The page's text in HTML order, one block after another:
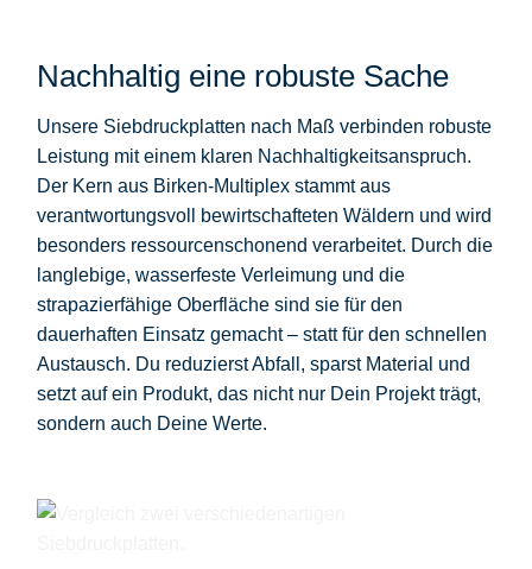
Nachhaltig eine robuste Sache
Unsere Siebdruckplatten nach Maß verbinden robuste
Leistung mit einem klaren Nachhaltigkeitsanspruch.
Der Kern aus Birken-Multiplex stammt aus
verantwortungsvoll bewirtschafteten Wäldern und wird
besonders ressourcenschonend verarbeitet. Durch die
langlebige, wasserfeste Verleimung und die
strapazierfähige Oberfläche sind sie für den
dauerhaften Einsatz gemacht – statt für den schnellen
Austausch. Du reduzierst Abfall, sparst Material und
setzt auf ein Produkt, das nicht nur Dein Projekt trägt,
sondern auch Deine Werte.